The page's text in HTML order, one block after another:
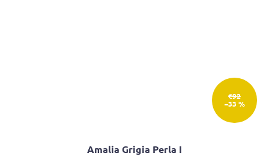
€92
–33 %
Amalia Grigia Perla I